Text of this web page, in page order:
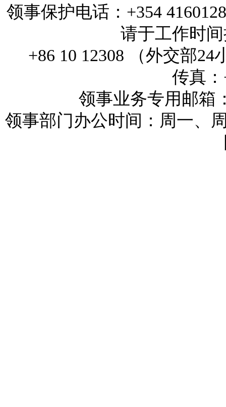
领事保护电话：+354
请于工作时间
+86 10 12308 （外交部
传真：
领事业务专用邮箱
领事部门办公时间：周一、